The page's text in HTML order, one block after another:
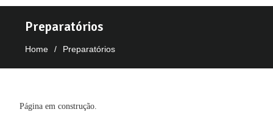
Preparatórios
Home Preparatórios
Página em construção.